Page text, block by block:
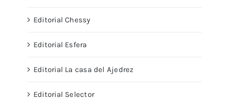
Editorial Chessy
Editorial Esfera
Editorial La casa del Ajedrez
Editorial Selector